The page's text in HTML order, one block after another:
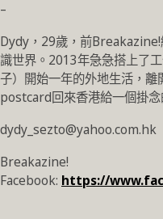
–
Dydy，29歲，前
識世界。2013年急急搭上了
子）開始一年的外地生活，
postcard回來香港給一個掛念
dydy_sezto@yahoo.com.hk
Breakazine!
Facebook: https://